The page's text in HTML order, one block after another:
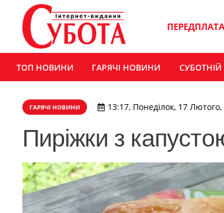
ПЕРЕДПЛАТА
ТОП НОВИНИ ГАРЯЧІ НОВИНИ
ГАРЯЧІ НОВИНИ 13:17, Понеділок, 17 Лютого,
Пиріжки з